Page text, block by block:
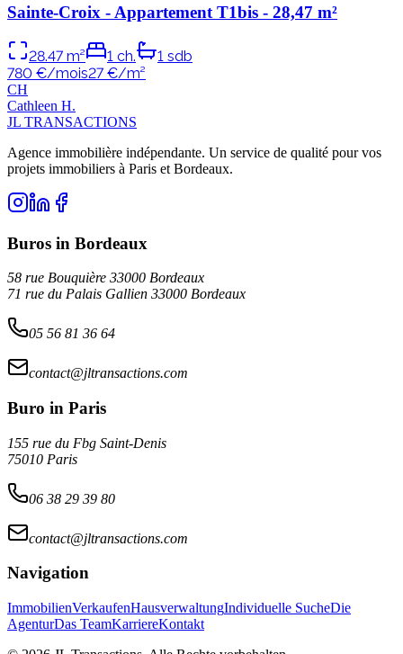
Sainte-Croix - Appartement T1bis - 28,47 m²
28.47m² 1 ch. 1 sdb
780 €/mois27€/m²
CH
Cathleen H.
JL TRANSACTIONS
Agence immobilière indépendante. Un service de qualité pour vos
projets immobiliers à Paris et Bordeaux.
Buros in Bordeaux
58 rue Bouquière 33000 Bordeaux
71 rue du Palais Gallien 33000 Bordeaux
05 56 81 36 64
contact@jltransactions.com
Buro in Paris
155 rue du Fbg Saint-Denis
75010 Paris
06 38 29 39 80
contact@jltransactions.com
Navigation
ImmobilienVerkaufenHausverwaltungIndividuelle SucheDie
AgenturDas TeamKarriereKontakt